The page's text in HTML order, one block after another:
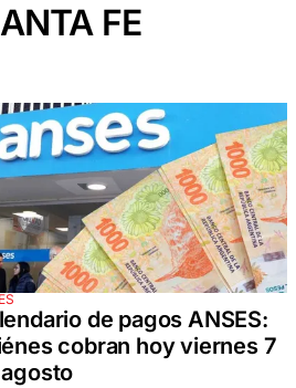
FE
de pagos ANSES:
cobran hoy viernes 7